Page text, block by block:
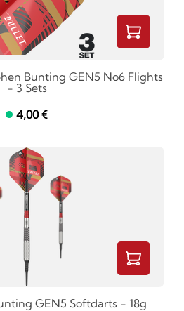
Bunting GEN5 No6 Flights
- 3 Sets
4,00 €
GEN5 Softdarts - 18g